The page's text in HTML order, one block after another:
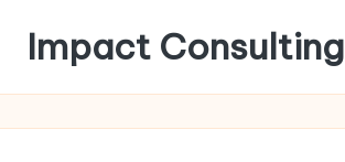
Перейти
содержимому
Impact Consulting
области